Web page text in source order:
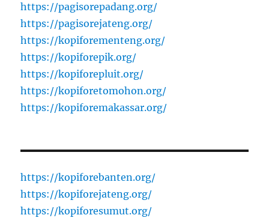
https://pagisorepadang.org/
https://pagisorejateng.org/
https://kopiforementeng.org/
https://kopiforepik.org/
https://kopiforepluit.org/
https://kopiforetomohon.org/
https://kopiforemakassar.org/
https://kopiforebanten.org/
https://kopiforejateng.org/
https://kopiforesumut.org/